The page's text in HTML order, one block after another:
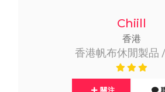
Chiill
香港
香港帆布休閒製品
關注